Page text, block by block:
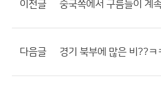
이전글
다음글 경기 북부에 많은 비??ㅋ